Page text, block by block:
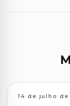
14 de julho